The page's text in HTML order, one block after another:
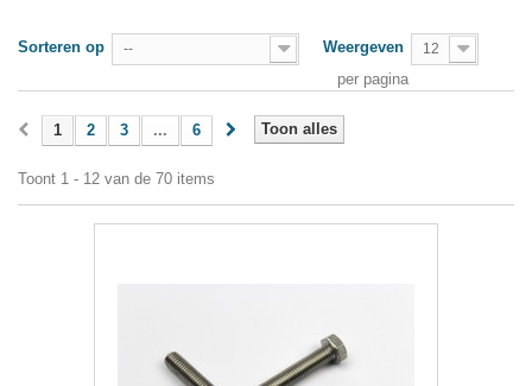
Sorteren op -- Weergeven 12
per pagina
Toon alles
1 2 3 ... 6
Toont 1 - 12 van de 70 items